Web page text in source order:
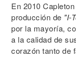
En 2010
producción de "I-
por la mayoría,
a la calidad de
corazón tanto de